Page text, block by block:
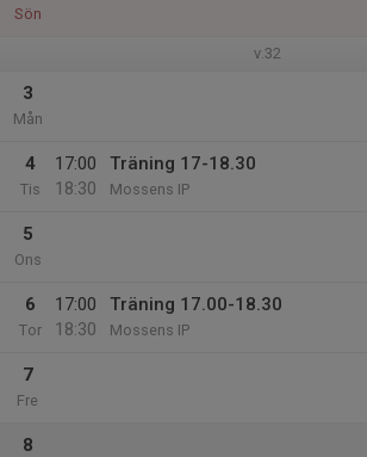
Sön
v.32
3
Mån
4
Tis
17:00
18:30
Träning 17-18.30
Mossens IP
5
Ons
6
Tor
17:00
18:30
Träning 17.00-18.30
Mossens IP
7
Fre
8